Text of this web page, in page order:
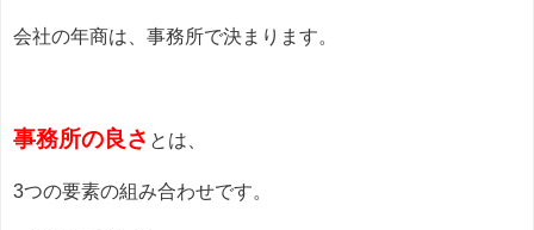
会社の年商は、事務所で決まります。
事務所の良さ とは、
3つの要素の組み合わせです。